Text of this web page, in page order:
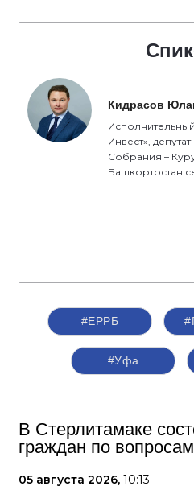
Кидрасов
Инвест»,
Собрания –
Башкортостан
#ЕРРБ
#Уфа
В Стерлитамаке
граждан по
05 августа 2026, 10:13